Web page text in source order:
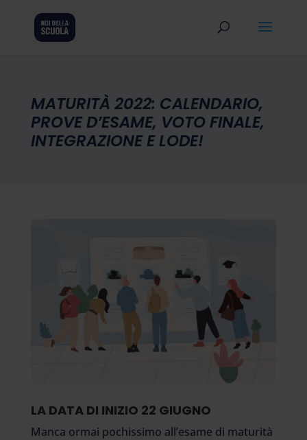
MATURITÀ 2022: CALENDARIO,
PROVE D’ESAME, VOTO FINALE,
INTEGRAZIONE E LODE!
LA DATA DI INIZIO 22 GIUGNO
Manca ormai pochissimo all’esame di maturità